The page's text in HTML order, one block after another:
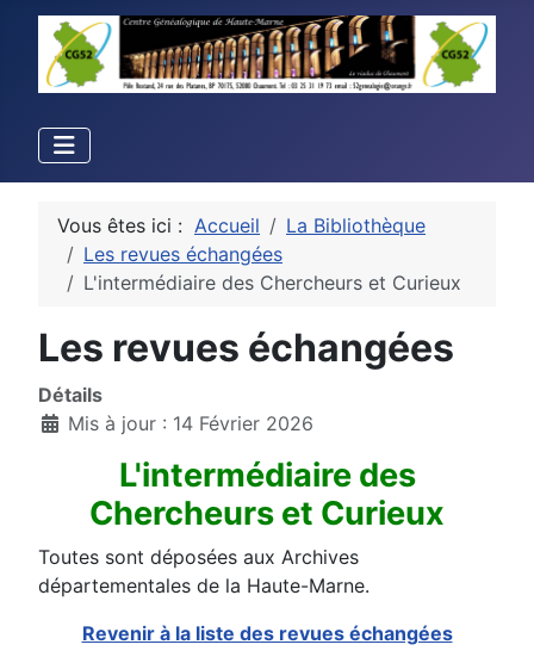
Vous êtes ici : Accueil
La Bibliothèque
Les revues échangées
L'intermédiaire des Chercheurs et Curieux
Les revues échangées
Détails
Mis à jour : 14 Février 2026
L'intermédiaire des
Chercheurs et Curieux
Toutes sont déposées aux Archives
départementales de la Haute-Marne.
Revenir à la liste des revues échangées